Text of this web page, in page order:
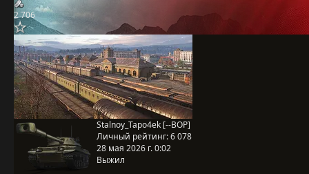
2 706
Stalnoy_Tapo4ek [--BOP]
Личный рейтинг:6 078
28 мая 2026 г. 0:02
Выжил